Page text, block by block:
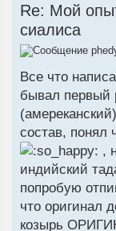
Re: Мой
сиалиса
Все что
бывал первый
состав, понял
,
индийский
попробую
что оригинал
козырь